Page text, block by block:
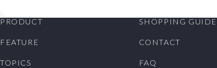
PRODUCT
FEATURE
TOPICS
SHOPPING GUIDE
CONTACT
FAQ